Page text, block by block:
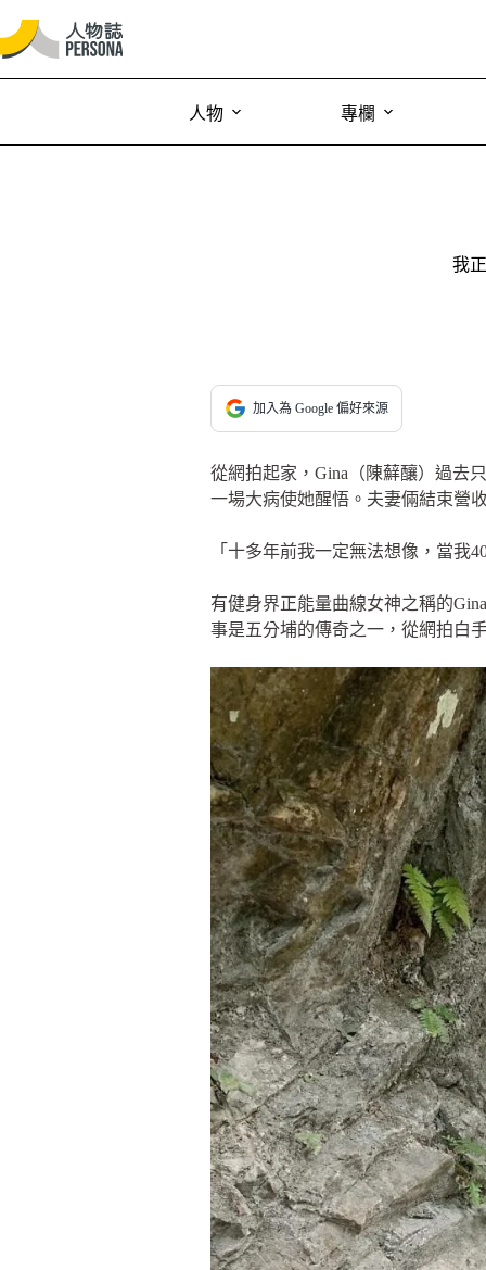
人物 專欄
我
加入為 Google 偏好來源
從網拍起家，Gina（陳蘚釀）過去
一場大病使她醒悟。夫妻倆結束營
「十多年前我一定無法想像，當我
有健身界正能量曲線女神之稱的
事是五分埔的傳奇之一，從網拍白